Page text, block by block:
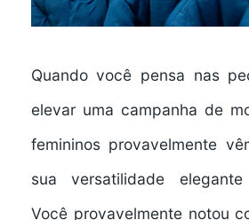
Quando você pensa nas
elevar uma campanha de
femininos provavelmente
sua versatilidade
Você provavelmente notou